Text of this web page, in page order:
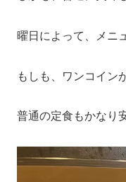
曜日によって、メニ
もしも、ワンコイン
普通の定食もかなり